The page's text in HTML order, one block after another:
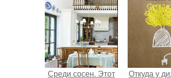
Среди сосен. Этот Откуда у